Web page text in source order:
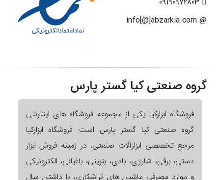
گروه صنعتی کیا گستر پارس
فروشگاه ابزارکیا یکی از مجموعه فروشگاه های اینترنتی
گروه صنعتی کیا گستر پارس است. فروشگاه ابزارکیا
مرجع تخصصی ابزارآلات صنعتی، در زمینه فروش ابزار
دستی، برقی، شارژی، بادی، بنزینی، باغبانی، الکترونیکی
و موارد مصرفی ماشین های تراشکاری، با داشتن سال